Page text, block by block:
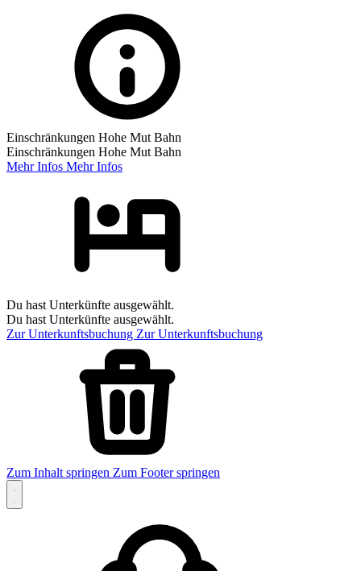
Einschränkungen Hohe Mut Bahn
Einschränkungen Hohe Mut Bahn
Mehr Infos Mehr Infos
Du hast Unterkünfte ausgewählt.
Du hast Unterkünfte ausgewählt.
Zur Unterkunftsbuchung Zur Unterkunftsbuchung
Zum Inhalt springen Zum Footer springen